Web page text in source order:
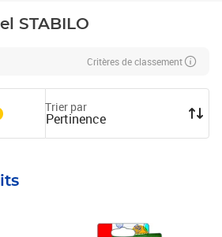
STABILO
Critères de classement
Trier par
Pertinence